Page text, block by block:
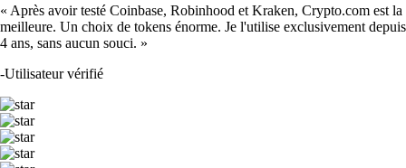
« Après avoir testé Coinbase, Robinhood et Kraken, Crypto.com est la
meilleure. Un choix de tokens énorme. Je l'utilise exclusivement depuis
4 ans, sans aucun souci. »
-Utilisateur vérifié